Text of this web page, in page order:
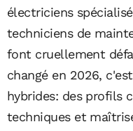
électriciens
techniciens de
font cruellement
changé en 2026,
hybrides: des profils
techniques et